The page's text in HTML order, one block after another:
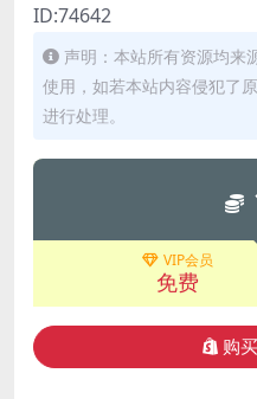
ID:74642
声明：本站所有资源均来
使用，如若本站内容侵犯了
进行处理。
VIP会员
免费
购